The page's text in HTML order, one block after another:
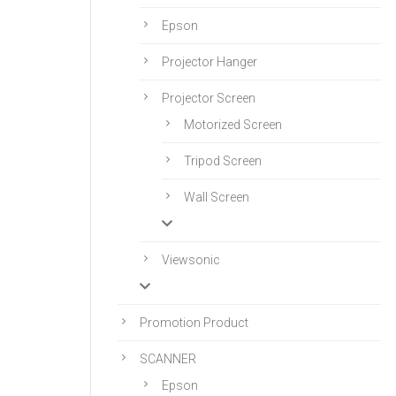
Epson
Projector Hanger
Projector Screen
Motorized Screen
Tripod Screen
Wall Screen
Viewsonic
Promotion Product
SCANNER
Epson